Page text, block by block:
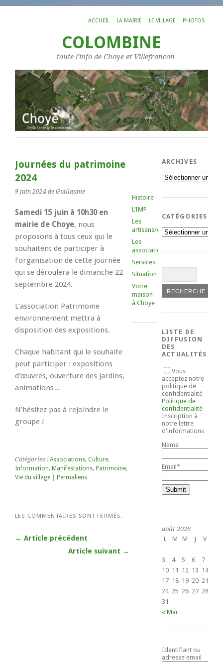
ACCUEIL LA MAIRIE LE VILLAGE PHOTOS
COLOMBINE
… toute l'info de Choye et Villefrancon
Journées du patrimoine
2024
9 juin 2024 de Guillaume
Samedi 15 juin à 10h30 en
mairie de Choye, nous
proposons à tous ceux qui le
souhaitent de participer à
l’organisation de cette journée
qui se déroulera le dimanche 22
septembre 2024.
L’association Patrimoine
environnement mettra à
disposition des expositions.
Chaque habitant qui le souhaite
peut participer : expositions
d’œuvres, ouverture des jardins,
animations…
N’hésitez pas à rejoindre le
groupe !
Catégories : Associations, Culture,
Information, Manifestations, Patrimoine,
Vie du village
Permaliens
LES COMMENTAIRES SONT FERMÉS.
← Article précédent
Article suivant →
Histoire
L’IMP
Les
artisans/commerçants
Les
associations
Services
Situation
Votre
maison
à Choye
ARCHIVES
Archives
CATÉGORIES
Catégories
LISTE DE
DIFFUSION
DES
ACTUALITÉS
Vous
acceptez notre
politique de
confidentialité
Politique de
confidentialité
Inscription à
notre lettre
d'informations
Name
Email*
août 2026
L
M M J V
3
4 5 6 7
10 11 12 13 14
17 18 19 20 21
24 25 26 27 28
31
« Mar
Identifiant ou
adresse email